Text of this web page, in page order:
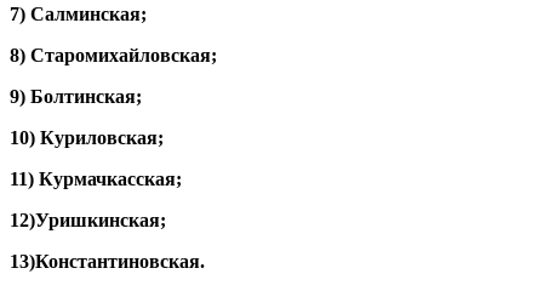
7) Салминская;
8) Старомихайловская;
9) Болтинская;
10) Куриловская;
11) Курмачкасская;
12)Уришкинская;
13)Константиновская.